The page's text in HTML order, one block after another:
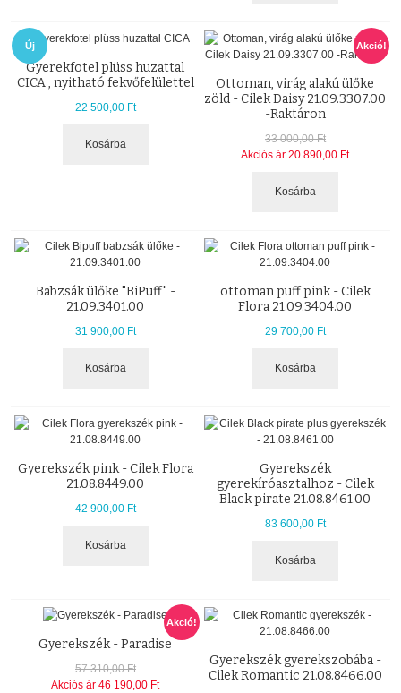
Új
Gyerekfotel plüss huzattal
CICA , nyitható fekvőfelülettel
22 500,00 Ft
Kosárba
Akció!
Ottoman, virág alakú ülőke
zöld - Cilek Daisy 21.09.3307.00
-Raktáron
33 000,00 Ft
Akciós ár 20 890,00 Ft
Kosárba
Babzsák ülőke "BiPuff" -
21.09.3401.00
31 900,00 Ft
Kosárba
ottoman puff pink - Cilek
Flora 21.09.3404.00
29 700,00 Ft
Kosárba
Gyerekszék pink - Cilek Flora
21.08.8449.00
42 900,00 Ft
Kosárba
Gyerekszék
gyerekíróasztalhoz - Cilek
Black pirate 21.08.8461.00
83 600,00 Ft
Kosárba
Akció!
Gyerekszék - Paradise
57 310,00 Ft
Akciós ár 46 190,00 Ft
Gyerekszék gyerekszobába -
Cilek Romantic 21.08.8466.00